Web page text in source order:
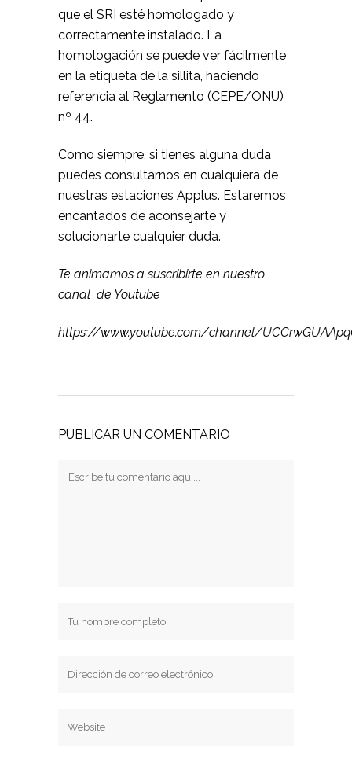
que el SRI esté homologado y
correctamente instalado. La
homologación se puede ver fácilmente
en la etiqueta de la sillita, haciendo
referencia al Reglamento (CEPE/ONU)
nº 44.
Como siempre, si tienes alguna duda
puedes consultarnos en cualquiera de
nuestras estaciones Applus. Estaremos
encantados de aconsejarte y
solucionarte cualquier duda.
Te animamos a suscribirte en nuestro
canal de Youtube
https://www.youtube.com/channel/
PUBLICAR UN COMENTARIO